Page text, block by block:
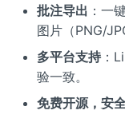
批注导出 ：一
图片（PNG/
多平台支持：
验一致。
免费开源，安